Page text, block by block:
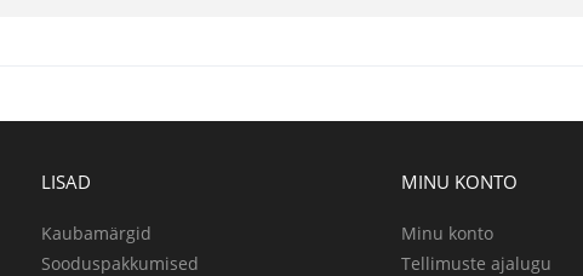
LISAD
Kaubamärgid
Sooduspakkumised
MINU KONTO
Minu konto
Tellimuste ajalugu